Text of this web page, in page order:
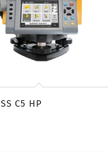
C5 HP